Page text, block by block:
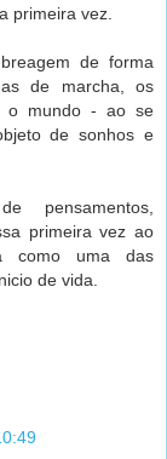
primeira vez.
de forma
de marcha, os
o mundo - ao se
de sonhos e
pensamentos,
primeira vez ao
como uma das
de vida.